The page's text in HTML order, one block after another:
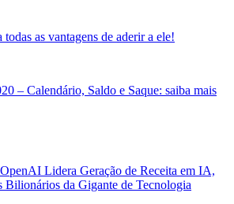
as vantagens de aderir a ele!
– Calendário, Saldo e Saque: saiba mais
Lidera Geração de Receita em IA,
Bilionários da Gigante de Tecnologia